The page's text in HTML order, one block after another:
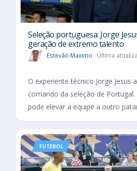
Seleção portuguesa: Jorge
geração de extremo talento
Estevão Maximo Última
O experiente técnico Jorge Jesus
comando da seleção de
pode elevar a equipe a outro
FUTEBOL